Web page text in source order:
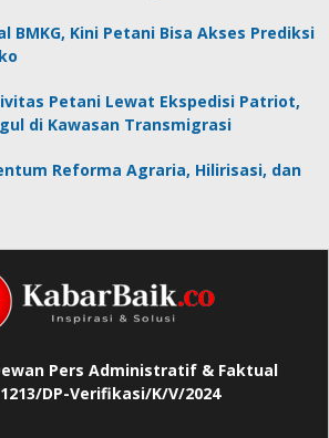
BMKG, Kini Petani Bisa Akses Prediksi
Petani Lewat Ekspedisi Patriot,
di Kawasan Transmigrasi
Reforma Agraria, Hilirisasi, dan
Pers Administratif & Faktual
DP-Verifikasi/K/V/2024